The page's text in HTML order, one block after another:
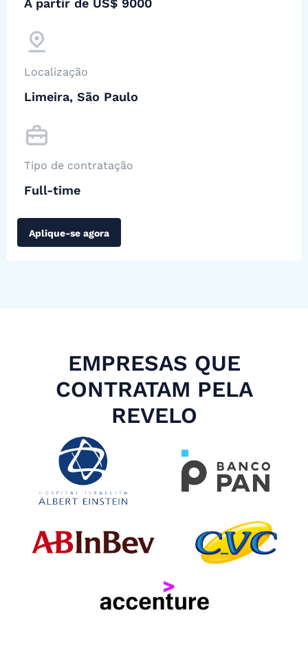
A partir de US$ 9000
Localização
Limeira, São Paulo
Tipo de contratação
Full-time
Aplique-se agora
EMPRESAS QUE
CONTRATAM PELA
REVELO